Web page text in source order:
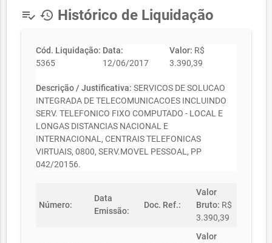
playlist_add_check history Histórico de Liquidação
Cód. Liquidação:
5365
Data:
12/06/2017
Valor: R$
3.390,39
Descrição / Justificativa: SERVICOS DE SOLUCAO
INTEGRADA DE TELECOMUNICACOES INCLUINDO
SERV. TELEFONICO FIXO COMPUTADO - LOCAL E
LONGAS DISTANCIAS NACIONAL E
INTERNACIONAL, CENTRAIS TELEFONICAS
VIRTUAIS, 0800, SERV.MOVEL PESSOAL, PP
042/20156.
Número:
Data
Emissão:
Doc. Ref.:
Valor
Bruto: R$
3.390,39
Valor